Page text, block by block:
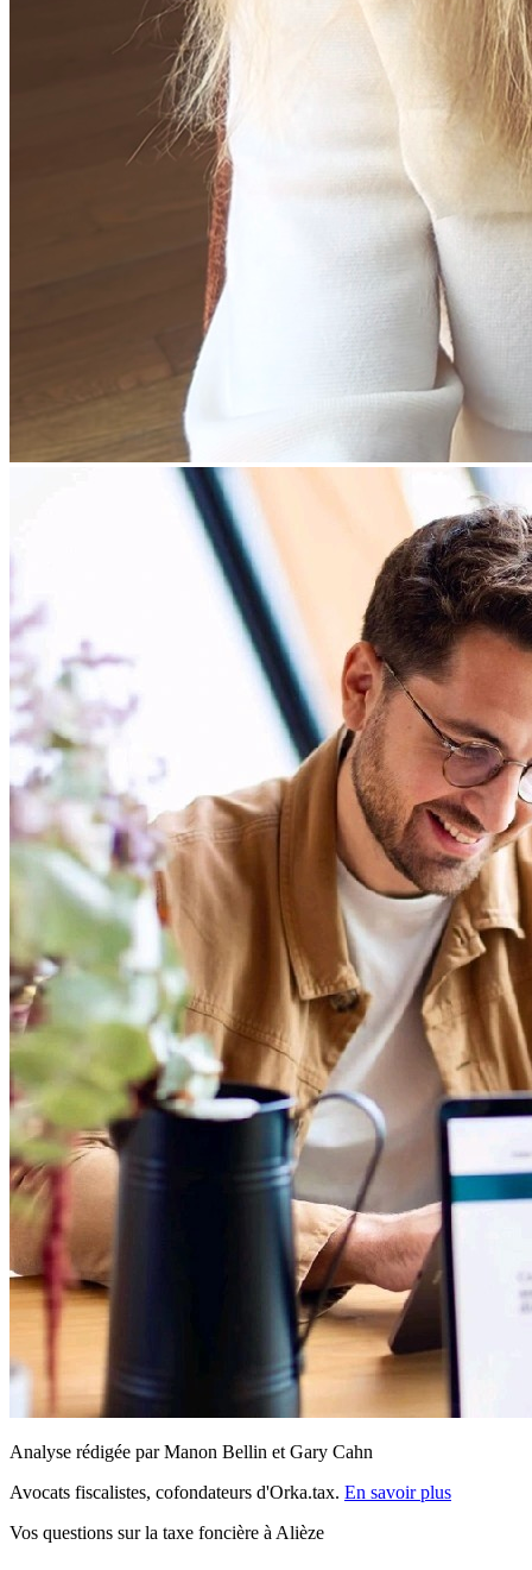
Analyse rédigée par Manon Bellin et Gary Cahn
Avocats fiscalistes, cofondateurs d'Orka.tax. En savoir plus
Vos questions sur la taxe foncière à Alièze